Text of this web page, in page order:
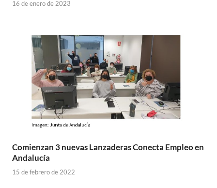
16 de enero de 2023
Comienzan 3 nuevas Lanzaderas Conecta Empleo en
Andalucía
15 de febrero de 2022